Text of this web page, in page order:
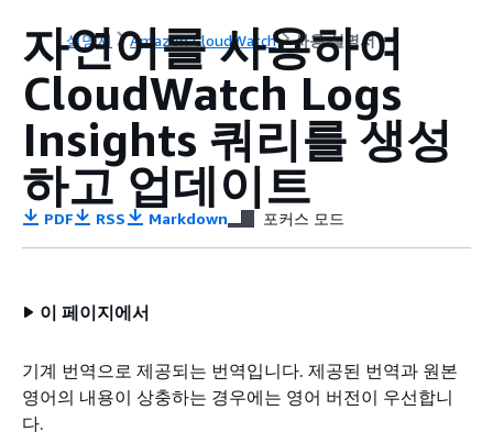
설명서 Amazon CloudWatch 사용 설명서
자연어를 사용하여
CloudWatch Logs
Insights 쿼리를 생성
하고 업데이트
PDF RSS Markdown 포커스 모드
이 페이지에서
기계 번역으로 제공되는 번역입니다. 제공된 번역과 원본
영어의 내용이 상충하는 경우에는 영어 버전이 우선합니
다.